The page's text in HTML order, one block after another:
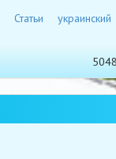
Статьи
украинский